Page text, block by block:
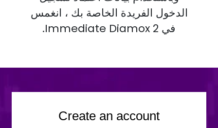
الدخول الفريدة الخاصة بك ، انغمس
في Immediate Diamox 2.